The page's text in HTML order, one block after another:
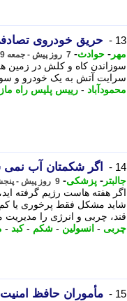
13 - حریق خودروی
مهر - حوادث- 7 روز پیش - جمعه 9 مرداد 1405، 20:55
سوزاندن کاه و کلش در زمین
سرایت آتش به یک خودرو و
محمودآباد - رییس پلیس راه
14 - اگر شکمتان آب نمی
جالبتر - پزشکی- 9 روز پیش - پنجشنبه 8 مرداد 1405، 04:42
اگر هفته هاست رژیم گرفته
شاید مشکل فقط پرخوری یا کم
قند، چربی و انرژی را مدیریت
چربی - انسولین - شکم -کبد -
15 -
مأموران حافظ